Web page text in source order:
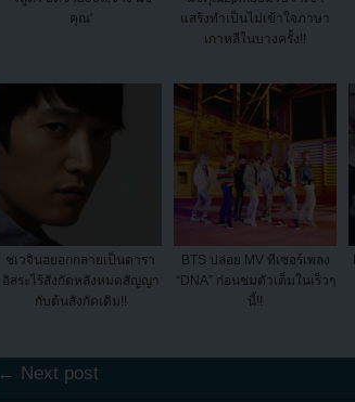
คุณ'
แสร้งทำเป็นไม่เข้าใจภาษา
เกาหลีในบางครั้ง!!
ชเวจินฮยอกกลายเป็นดารา
อิสระไร้สังกัดหลังหมดสัญญา
กับต้นสังกัดเดิม!!
BTS ปล่อย MV ทีเซอร์เพลง
“DNA” ก่อนชมตัวเต็มในเร็วๆ
นี้!!
← Next post